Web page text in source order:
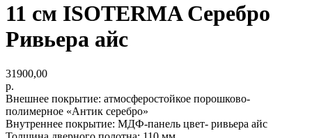
11 см ISOTERMA Серебро
Ривьера айс
31900,00
р.
Внешнее покрытие: атмосферостойкое порошково-
полимерное «Антик серебро»
Внутреннее покрытие: МДФ-панель цвет- ривьера айс